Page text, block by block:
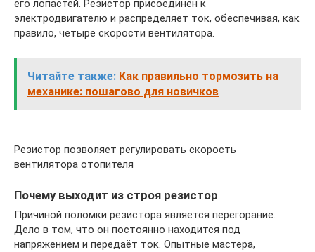
его лопастей. Резистор присоединён к
электродвигателю и распределяет ток, обеспечивая, как
правило, четыре скорости вентилятора.
Читайте также: Как правильно тормозить на
механике: пошагово для новичков
Резистор позволяет регулировать скорость
вентилятора отопителя
Почему выходит из строя резистор
Причиной поломки резистора является перегорание.
Дело в том, что он постоянно находится под
напряжением и передаёт ток. Опытные мастера,